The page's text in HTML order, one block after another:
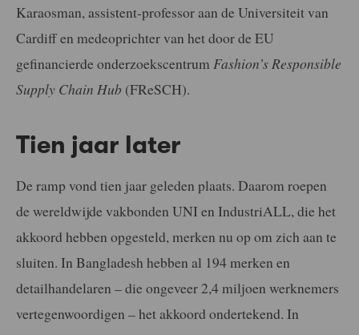
Karaosman, assistent-professor aan de Universiteit van
Cardiff en medeoprichter van het door de EU
gefinancierde onderzoekscentrum Fashion’s Responsible
Supply Chain Hub (FReSCH).
Tien jaar later
De ramp vond tien jaar geleden plaats. Daarom roepen
de wereldwijde vakbonden UNI en IndustriALL, die het
akkoord hebben opgesteld, merken nu op om zich aan te
sluiten. In Bangladesh hebben al 194 merken en
detailhandelaren – die ongeveer 2,4 miljoen werknemers
vertegenwoordigen – het akkoord ondertekend. In